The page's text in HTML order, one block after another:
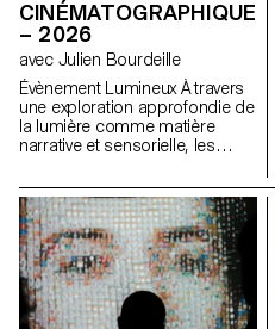
pas d’autres facettes à travers
lesquelles communiquer et
quels pourraient être les
nouveaux langages graphiques
et typographiques pour les
représenter ?
CINÉMATOGRAPHIQUE
– 2026
avec Julien Bourdeille
Évènement Lumineux À travers
une exploration approfondie de
la lumière comme matière
narrative et sensorielle, les
ont réalisé un film au format
court sur le thème « Événement
lumineux ». Ce projet les amène
à apprendre à mener un projet
audiovisuel complet tout en
s’appropriant les outils de
tournage, de cadrage et de
mouvement caméra.